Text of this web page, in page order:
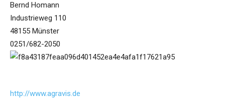
Bernd Homann
Industrieweg 110
48155 Münster
0251/682-2050
http://www.agravis.de